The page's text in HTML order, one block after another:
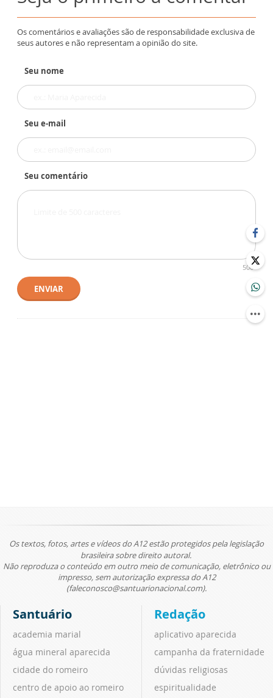
Os comentários e avaliações são de responsabilidade exclusiva de
seus autores e não representam a opinião do site.
Seu nome
Seu e-mail
Seu comentário
500
ENVIAR
Os textos, fotos, artes e vídeos do A12 estão protegidos pela legislação
brasileira sobre direito autoral.
Não reproduza o conteúdo em outro meio de comunicação, eletrônico ou
impresso, sem autorização expressa do A12
(faleconosco@santuarionacional.com).
Santuário
academia marial
água mineral aparecida
cidade do romeiro
centro de apoio ao romeiro
Redação
aplicativo aparecida
campanha da fraternidade
dúvidas religiosas
espiritualidade